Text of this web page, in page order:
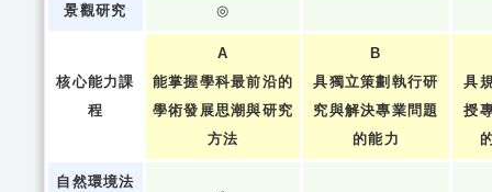
景觀研究 ◎
核心能力課
程
A
能掌握學科最前沿的
學術發展思潮與研究
方法
B
具獨立策劃執行研
究與解決專業問題
的能力
具
授
自然環境法